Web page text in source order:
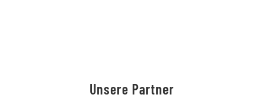
Unsere Partner